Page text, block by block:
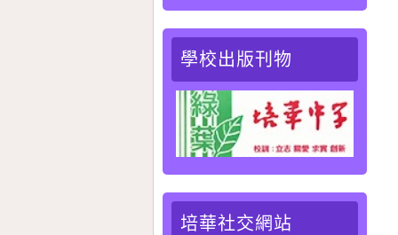
學校出版刊物
培華社交網站